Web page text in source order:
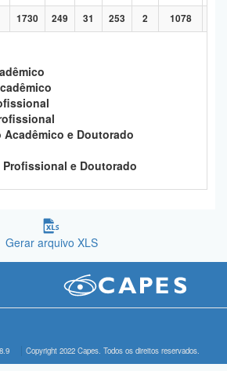
1730 249 31 253 2 1078
Acadêmico e Doutorado
Profissional e Doutorado
Gerar arquivo XLS
Copyright 2022 Capes. Todos os direitos reservados.